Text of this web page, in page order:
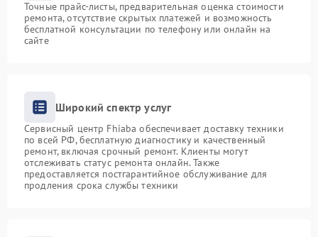
Точные прайс-листы, предварительная оценка стоимости
ремонта, отсутствие скрытых платежей и возможность
бесплатной консультации по телефону или онлайн на
сайте
Широкий спектр услуг
Сервисный центр Fhiaba обеспечивает доставку техники
по всей РФ, бесплатную диагностику и качественный
ремонт, включая срочный ремонт. Клиенты могут
отслеживать статус ремонта онлайн. Также
предоставляется постгарантийное обслуживание для
продления срока службы техники